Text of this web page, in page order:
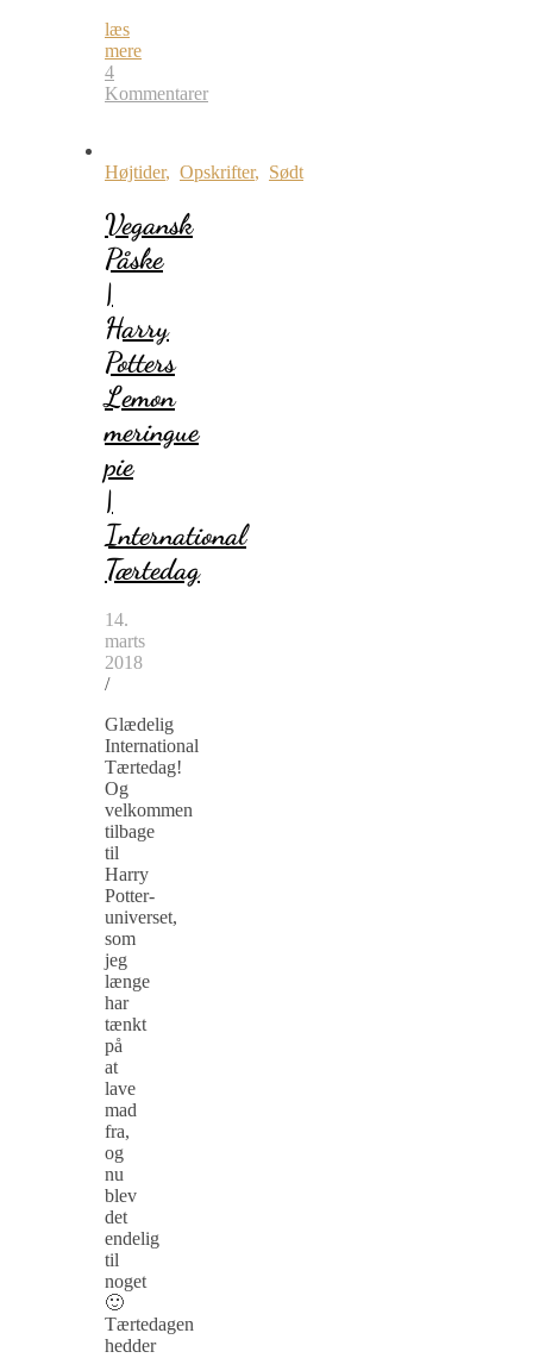
læs
mere
4
Kommentarer
Højtider, Opskrifter, Sødt
Vegansk
Påske
|
Harry
Potters
Lemon
meringue
pie
|
International
Tærtedag
14.
marts
2018
/
Glædelig
International
Tærtedag!
Og
velkommen
tilbage
til
Harry
Potter-
universet,
som
jeg
længe
har
tænkt
på
at
lave
mad
fra,
og
nu
blev
det
endelig
til
noget
🙂
Tærtedagen
hedder